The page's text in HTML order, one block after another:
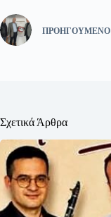
ΠΡΟΗΓΟΎΜΕΝΟ
Σχετικά Άρθρα